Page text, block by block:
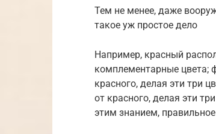
Тем не менее, даже
такое уж простое дело
Например, красный
комплементарные цвета;
красного, делая эти три
от красного, делая эти
этим знанием,